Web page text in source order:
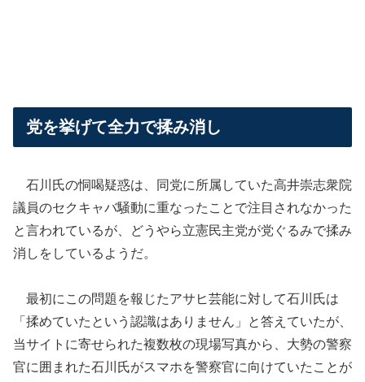
党を挙げて全力で揉み消し
石川氏の恫喝疑惑は、同党に所属していた高井崇志衆院
議員のセクキャバ騒動に重なったことで注目されなかった
と言われているが、どうやら立憲民主党が党ぐるみで揉み
消しをしているようだ。
最初にこの問題を報じたアサヒ芸能に対して石川氏は
「揉めていたという認識はありません」と答えていたが、
当サイトに寄せられた複数枚の現場写真から、大勢の警察
官に囲まれた石川氏がスマホを警察官に向けていたことが